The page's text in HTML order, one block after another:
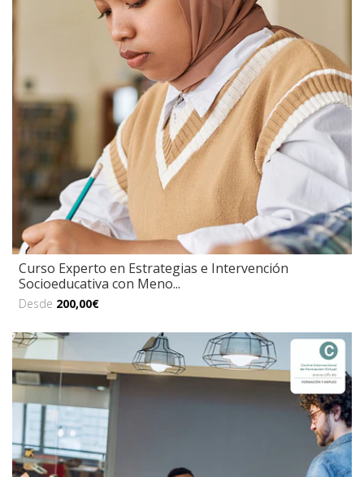
Curso Experto en Estrategias e Intervención
Socioeducativa con Meno...
Desde 200,00€